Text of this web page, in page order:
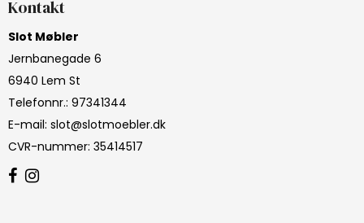
Kontakt
Slot Møbler
Jernbanegade 6
6940 Lem St
Telefonnr.: 97341344
E-mail: slot@slotmoebler.dk
CVR-nummer: 35414517